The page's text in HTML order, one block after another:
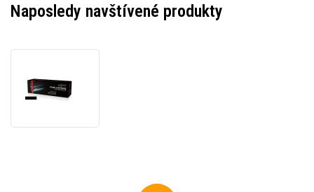
Naposledy navštívené produkty
pro